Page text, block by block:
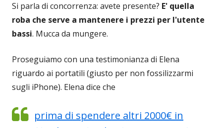
Si parla di concorrenza: avete presente? E' quella
roba che serve a mantenere i prezzi per l'utente
bassi. Mucca da mungere.
Proseguiamo con una testimonianza di Elena
riguardo ai portatili (giusto per non fossilizzarmi
sugli iPhone). Elena dice che
prima di spendere altri 2000€ in